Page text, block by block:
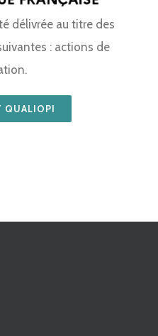
délivrée au titre des
: actions de
QUALIOPI